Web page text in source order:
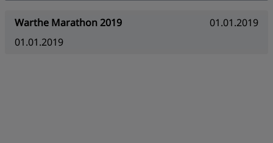
Warthe Marathon 2019
01.01.2019
01.01.2019